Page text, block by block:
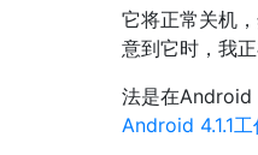
它将正常关机
意到它时，我
法是在Android
Android 4.1.1工